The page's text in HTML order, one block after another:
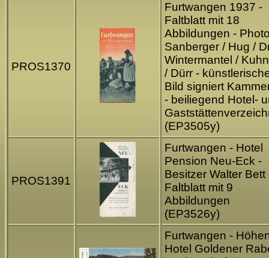
PROS1370
Furtwangen 1937 -
Faltblatt mit 18
Abbildungen -
Sanberger / Hug /
Wintermantel /
/ Dürr -
Bild signiert
- beiliegend Hotel-
(EP3505y)
PROS1391
Furtwangen - Hotel
Pension Neu-Eck -
Besitzer Walter Bett
Faltblatt mit 9
Abbildungen
(EP3526y)
Furtwangen -
Hotel Goldener